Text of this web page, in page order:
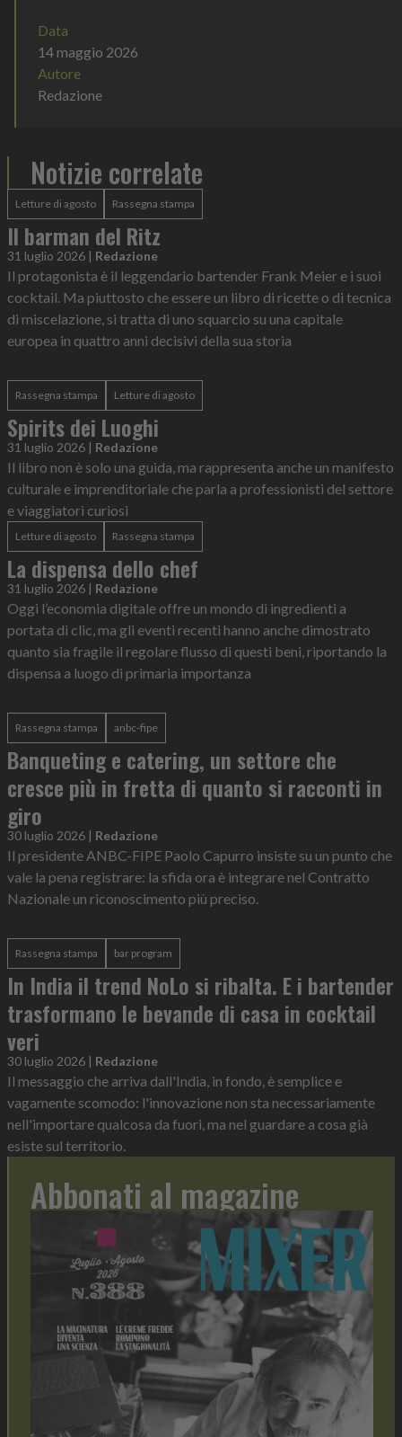
Data
14 maggio 2026
Autore
Redazione
Notizie correlate
Letture di agosto Rassegna stampa
Il barman del Ritz
31 luglio 2026 | Redazione
Il protagonista è il leggendario bartender Frank Meier e i suoi
cocktail. Ma piuttosto che essere un libro di ricette o di tecnica
di miscelazione, si tratta di uno squarcio su una capitale
europea in quattro anni decisivi della sua storia
Rassegna stampa Letture di agosto
Spirits dei Luoghi
31 luglio 2026 | Redazione
Il libro non è solo una guida, ma rappresenta anche un manifesto
culturale e imprenditoriale che parla a professionisti del settore
e viaggiatori curiosi
Letture di agosto Rassegna stampa
La dispensa dello chef
31 luglio 2026 | Redazione
Oggi l’economia digitale offre un mondo di ingredienti a
portata di clic, ma gli eventi recenti hanno anche dimostrato
quanto sia fragile il regolare flusso di questi beni, riportando la
dispensa a luogo di primaria importanza
Rassegna stampa anbc-fipe
Banqueting e catering, un settore che
cresce più in fretta di quanto si racconti in
giro
30 luglio 2026 | Redazione
Il presidente ANBC-FIPE Paolo Capurro insiste su un punto che
vale la pena registrare: la sfida ora è integrare nel Contratto
Nazionale un riconoscimento più preciso.
Rassegna stampa bar program
In India il trend NoLo si ribalta. E i bartender
trasformano le bevande di casa in cocktail
veri
30 luglio 2026 | Redazione
Il messaggio che arriva dall'India, in fondo, è semplice e
vagamente scomodo: l'innovazione non sta necessariamente
nell'importare qualcosa da fuori, ma nel guardare a cosa già
esiste sul territorio.
Abbonati al magazine